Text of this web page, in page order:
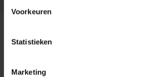
Voorkeuren
Statistieken
Marketing